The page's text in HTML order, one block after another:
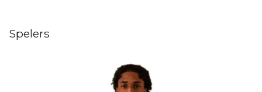
Spelers